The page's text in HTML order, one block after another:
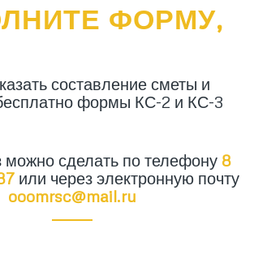
ФОРМУ,
составление сметы и
формы КС-2 и КС-3
можно сделать по телефону 8
или через электронную почту
ooomrsc@mail.ru